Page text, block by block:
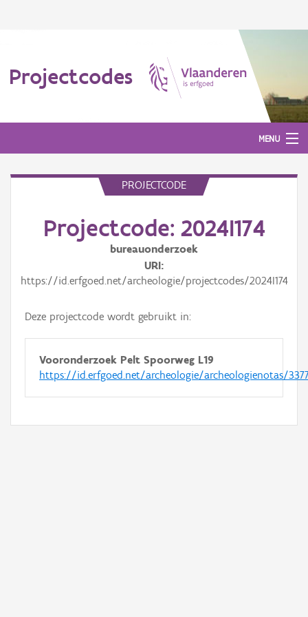
Projectcodes
MENU
PROJECTCODE
Projectcode: 2024I174
bureauonderzoek
URI
https://id.erfgoed.net/archeologie/projectcodes/2024I174
Deze projectcode wordt gebruikt in:
Vooronderzoek Pelt Spoorweg L19
https://id.erfgoed.net/archeologie/archeologienotas/